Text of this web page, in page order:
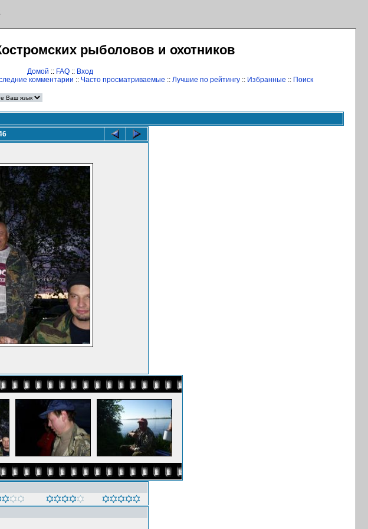
рыболовов и охотников
Домой :: FAQ :: Вход
комментарии :: Часто просматриваемые :: Лучшие по рейтингу:: Избранные :: Поиск